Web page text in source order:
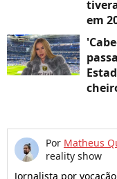
em
Por Matheus
reality show
Jornalista por